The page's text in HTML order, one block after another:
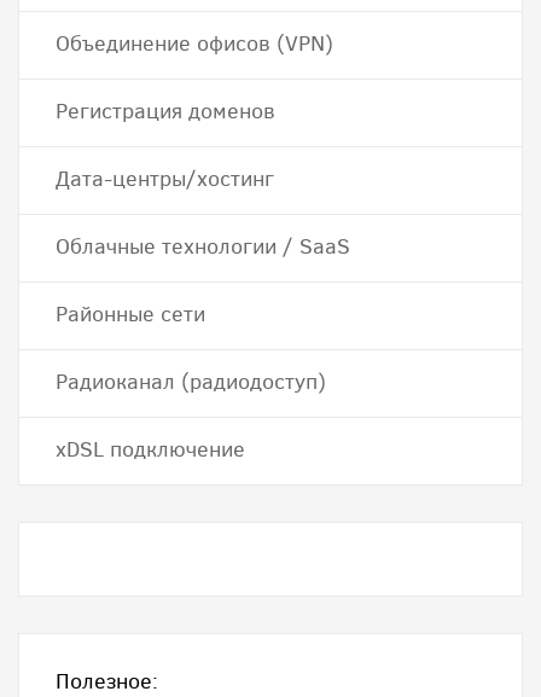
Объединение офисов (VPN)
Регистрация доменов
Дата-центры/хостинг
Облачные технологии / SaaS
Районные сети
Радиоканал (радиодоступ)
хDSL подключение
Полезное: